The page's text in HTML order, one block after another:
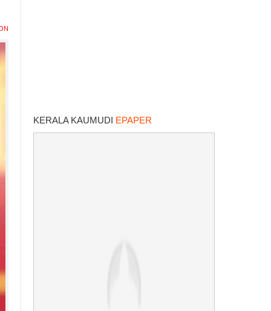
KERALA KAUMUDI EPAPER